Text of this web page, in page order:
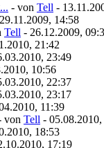
- von Tell -
14:58
Tell - 26.12.2009,
21:42
23:49
10:56
22:37
23:17
11:39
von Tell -
18:53
17:19